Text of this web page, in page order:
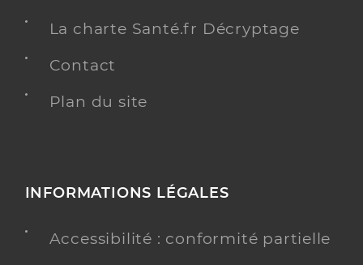
La charte Santé.fr Décryptage
Contact
Plan du site
INFORMATIONS LÉGALES
Accessibilité : conformité partielle